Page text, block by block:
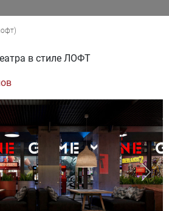
)
в стиле ЛОФТ